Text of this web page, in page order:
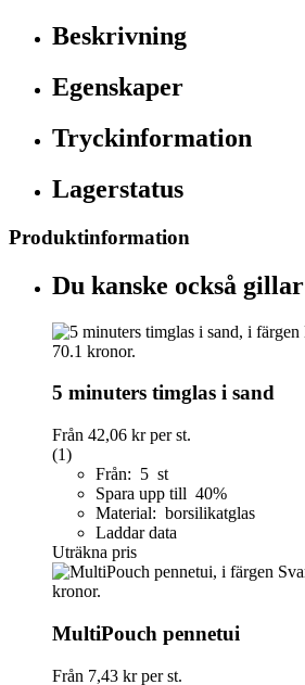
Beskrivning
Egenskaper
Tryckinformation
Lagerstatus
Produktinformation
Du kanske också gillar
5 minuters timglas i sand
Från 42,06 krper st.
(1)
Från: 5 st
Spara upp till 40%
Material: borsilikatglas
Laddar data
Uträkna pris
MultiPouch pennetui
Från 7,43 krper st.